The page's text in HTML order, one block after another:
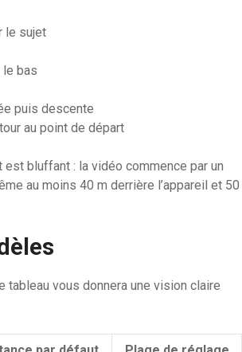
le sujet
bas
puis descente
au point de départ
bluffant : la vidéo commence par un
au moins 40 m derrière l’appareil et 50
vous donnera une vision claire